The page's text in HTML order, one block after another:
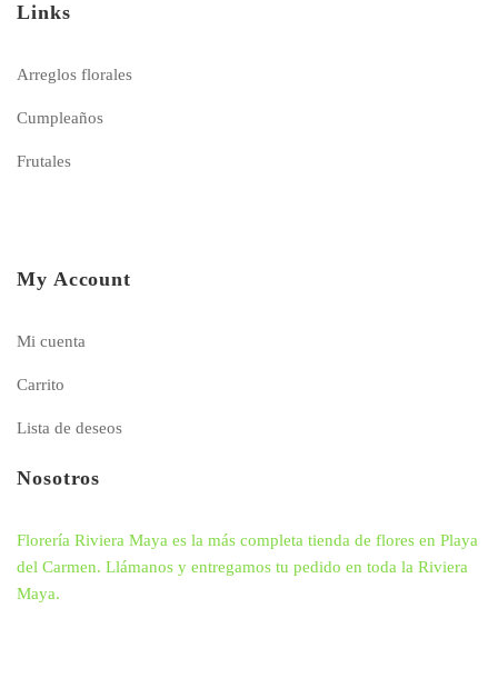
Links
Arreglos florales
Cumpleaños
Frutales
My Account
Mi cuenta
Carrito
Lista de deseos
Nosotros
Florería Riviera Maya es la más completa tienda de flores en Playa
del Carmen. Llámanos y entregamos tu pedido en toda la Riviera
Maya.